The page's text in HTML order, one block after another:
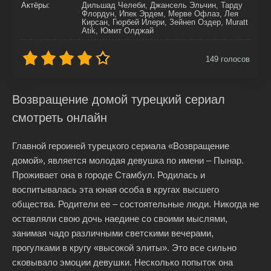
Актёры:
Дильшад Челеби, Джансель Эльчин, Тарду
Флордун, Ипек Эрдем, Мерве Офлаз, Лея
Кирсан, Гюрбей Илери, Зейнеп Оздер, Muratt
Atik, Юмит Олджай
149 голосов
Возвращение домой турецкий сериал
смотреть онлайн
Главной героиней турецкого сериала «Возвращение
домой», является молодая девушка по имени – Пынар.
Проживает она в городе Стамбул. Родилась и
воспитывалась эта юная особа в кругах высшего
общества. Родители ее – состоятельные люди. Никогда не
оставляли свою дочь наедине со своими мыслями,
занимая чадо различными светскими вечерами,
прогулками в кругу «высокой элиты». Это все сильно
сковывало эмоции девушки. Несколько попыток она